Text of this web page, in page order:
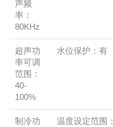
声频
率：
80KHz
超声功
率可调
范围：
40-
100%
水位保护：有
制冷功
温度设定范围：